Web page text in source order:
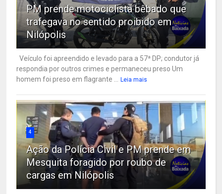
PM prende motociclista bêbado que
trafegava no sentido proibido em
Nilópolis
Veículo foi apreendido e levado para a 57ª DP; condutor já
respondia por outros crimes e permaneceu preso Um
homem foi preso em flagrante ...
Leia mais
4
Ação da Polícia Civil e PM prende em
Mesquita foragido por roubo de
cargas em Nilópolis